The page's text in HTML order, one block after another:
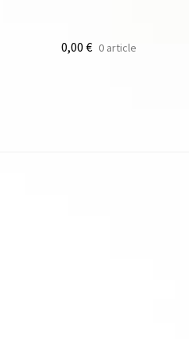
0,00 € 0 article